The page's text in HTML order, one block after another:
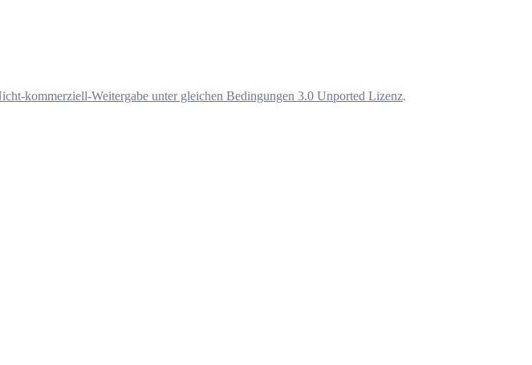
kommerziell-Weitergabe unter gleichen Bedingungen 3.0 Unported Lizenz.